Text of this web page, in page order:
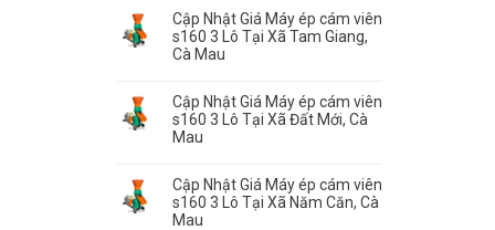
Cập Nhật Giá Máy ép cám viên
s160 3 Lô Tại Xã Tam Giang,
Cà Mau
Cập Nhật Giá Máy ép cám viên
s160 3 Lô Tại Xã Đất Mới, Cà
Mau
Cập Nhật Giá Máy ép cám viên
s160 3 Lô Tại Xã Năm Căn, Cà
Mau